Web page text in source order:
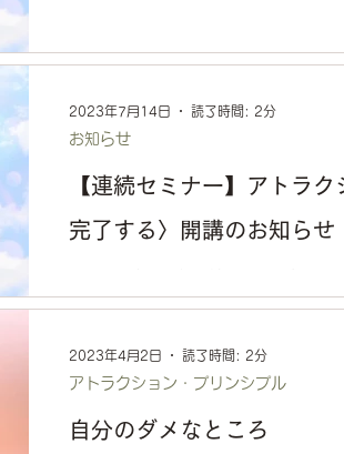
プログラム）」 の一環として、 オン
【連続セミナー】アトラ
完了する〉開講のお知ら
プログラム）」の一環として、 オン
お知らせ
2023年7月14日 読了時間: 2分
自分のダメなところ
アトラクション・プリンシプル
2023年4月2日 読了時間: 2分